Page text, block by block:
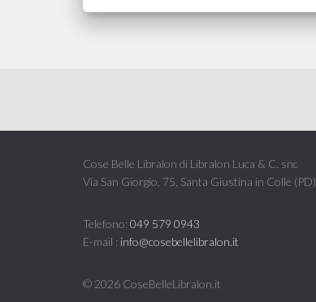
Cose Belle Libralon di Libralon Luca & C. snc
Via San Giorgio, 75, Santa Giustina in Colle (PD)
Telefono: 049 579 0943
E-mail : info@cosebellelibralon.it
© 2026 CoseBelleLibralon.it